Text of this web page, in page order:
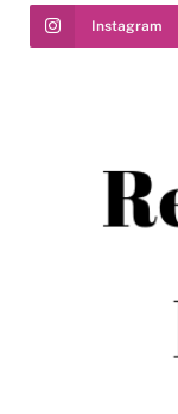
Instagram